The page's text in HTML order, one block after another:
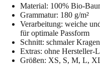
Material: 100% Bio-
Grammatur: 180 g/m²
Verarbeitung: weiche
für optimale Passform
Schnitt: schmaler
Extras: ohne Hersteller-
Größen: XS, S, M, L,